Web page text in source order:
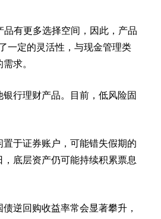
品有更多选择空间，因此，产品
一定的灵活性，与现金管理类
求。
行理财产品。目前，低风险固
于证券账户，可能错失假期的
底层资产仍可能持续积累票息
逆回购收益率常会显著攀升，